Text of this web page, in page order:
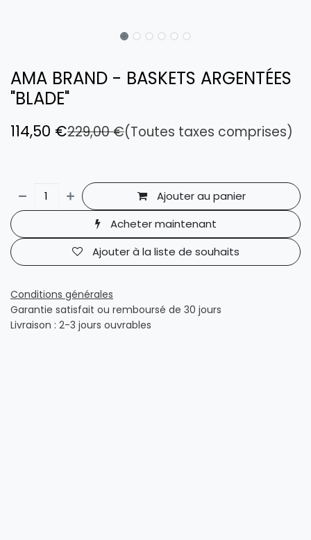
AMA BRAND - BASKETS ARGENTÉES
"BLADE"
114,50 €229,00€(Toutes taxes comprises)
Ajouter au panier
Acheter maintenant
Ajouter à la liste de souhaits
Conditions générales
Garantie satisfait ou remboursé de 30 jours
Livraison : 2-3 jours ouvrables